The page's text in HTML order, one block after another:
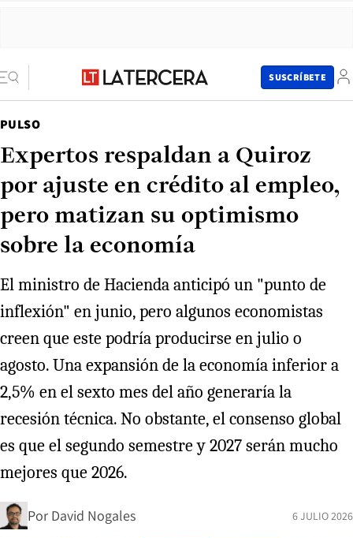
SUSCRÍBETE
PULSO
Expertos respaldan a Quiroz
por ajuste en crédito al empleo,
pero matizan su optimismo
sobre la economía
El ministro de Hacienda anticipó un "punto de
inflexión" en junio, pero algunos economistas
creen que este podría producirse en julio o
agosto. Una expansión de la economía inferior a
2,5% en el sexto mes del año generaría la
recesión técnica. No obstante, el consenso global
es que el segundo semestre y 2027 serán mucho
mejores que 2026.
Por David Nogales 6 JULIO 2026